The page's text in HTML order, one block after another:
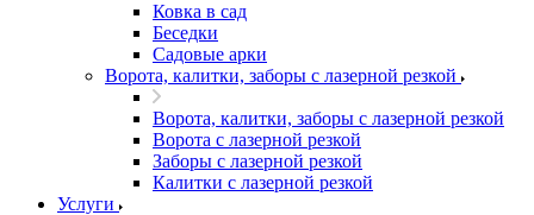
Ковка в сад
Беседки
Садовые арки
Ворота, калитки, заборы с лазерной резкой
Ворота, калитки, заборы с лазерной резкой
Ворота с лазерной резкой
Заборы с лазерной резкой
Калитки с лазерной резкой
Услуги